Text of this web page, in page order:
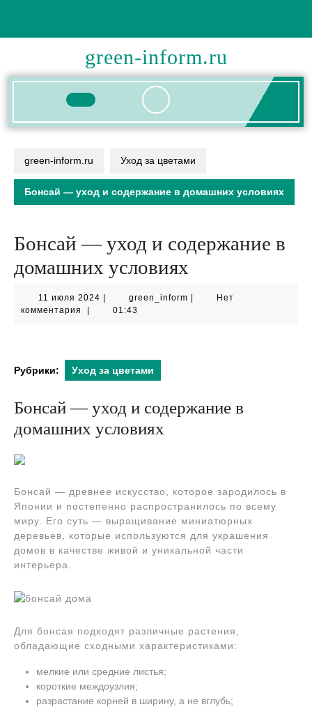
содержимому
green-inform.ru
Кнопка
green-inform.ru Уход за цветами
Бонсай — уход и содержание в домашних условиях
Бонсай — уход и содержание в
домашних условиях
11 июля 2024 11
июля
green_informgreen_inform
Нет
комментария
01:43
Рубрики: Уход за цветами
Бонсай — уход и содержание в
домашних условиях
Бонсай — древнее искусство, которое зародилось в
Японии и постепенно распространилось по всему
миру. Его суть — выращивание миниатюрных
деревьев, которые используются для украшения
домов в качестве живой и уникальной части
интерьера.
Для бонсая подходят различные растения,
обладающие сходными характеристиками:
мелкие или средние листья;
короткие междоузлия;
разрастание корней в ширину, а не вглубь;